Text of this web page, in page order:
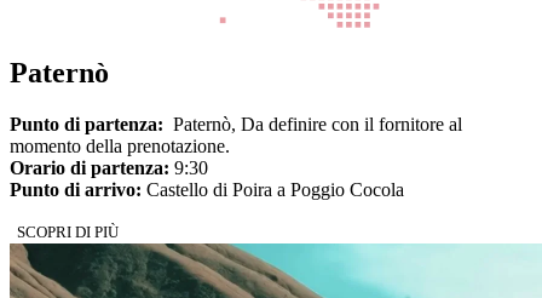
Paternò
Punto di partenza: Paternò, Da definire con il fornitore al
momento della prenotazione.
Orario di partenza: 9:30
Punto di arrivo: Castello di Poira a Poggio Cocola
SCOPRI DI PIÙ